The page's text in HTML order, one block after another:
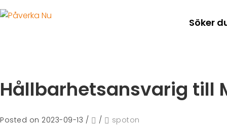
Söker
Hållbarhetsansvarig till
Posted on 2023-09-13 / / spoton